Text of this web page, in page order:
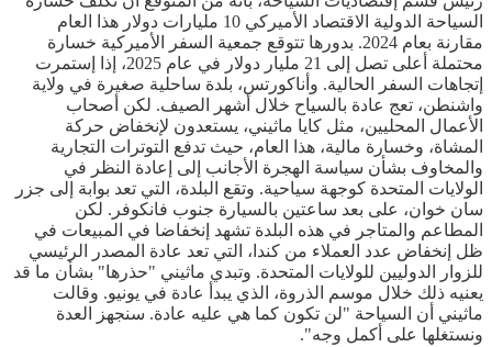
السياحة الدولية الاقتصاد الأميركي 10 مليارات دولار هذا العام
مقارنة بعام 2024. بدورها تتوقع جمعية السفر الأميركية خسارة
محتملة أعلى تصل إلى 21 مليار دولار في عام 2025، إذا إستمرت
إتجاهات السفر الحالية. وأناكورتس، بلدة ساحلية صغيرة في ولاية
واشنطن، تعج عادة بالسياح خلال أشهر الصيف. لكن أصحاب
الأعمال المحليين، مثل كايا ماثيني، يستعدون لإنخفاض حركة
المشاة، وخسارة مالية، هذا العام، حيث تدفع التوترات التجارية
والمخاوف بشأن سياسة الهجرة الأجانب إلى إعادة النظر في
الولايات المتحدة كوجهة سياحية. وتقع البلدة، التي تعد بوابة إلى جزر
سان خوان، على بعد ساعتين بالسيارة جنوب فانكوفر. لكن
المطاعم والمتاجر في هذه البلدة تشهد إنخفاضا في المبيعات في
ظل إنخفاض عدد العملاء من كندا، التي تعد عادة المصدر الرئيسي
للزوار الدوليين للولايات المتحدة. وتبدي ماثيني "حذرها" بشأن ما قد
يعنيه ذلك خلال موسم الذروة، الذي يبدأ عادة في يونيو. وقالت
ماثيني أن السياحة "لن تكون كما هي عليه عادة. سنجهز العدة
ونستغلها على أكمل وجه".